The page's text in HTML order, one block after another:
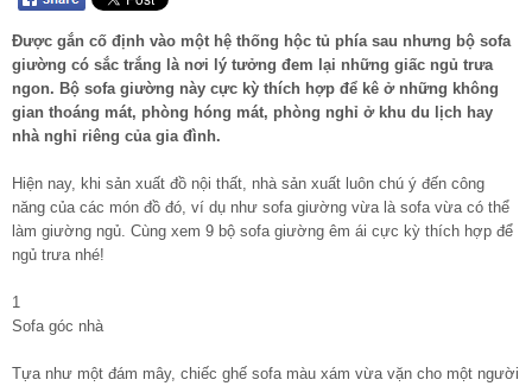
Được gắn cố định vào một hệ thống hộc tủ phía sau nhưng bộ sofa
giường có sắc trắng là nơi lý tưởng đem lại những giấc ngủ trưa
ngon. Bộ sofa giường này cực kỳ thích hợp để kê ở những không
gian thoáng mát, phòng hóng mát, phòng nghỉ ở khu du lịch hay
nhà nghỉ riêng của gia đình.
Hiện nay, khi sản xuất đồ nội thất, nhà sản xuất luôn chú ý đến công
năng của các món đồ đó, ví dụ như sofa giường vừa là sofa vừa có thể
làm giường ngủ. Cùng xem 9 bộ sofa giường êm ái cực kỳ thích hợp để
ngủ trưa nhé!
1
Sofa góc nhà
Tựa như một đám mây, chiếc ghế sofa màu xám vừa vặn cho một người